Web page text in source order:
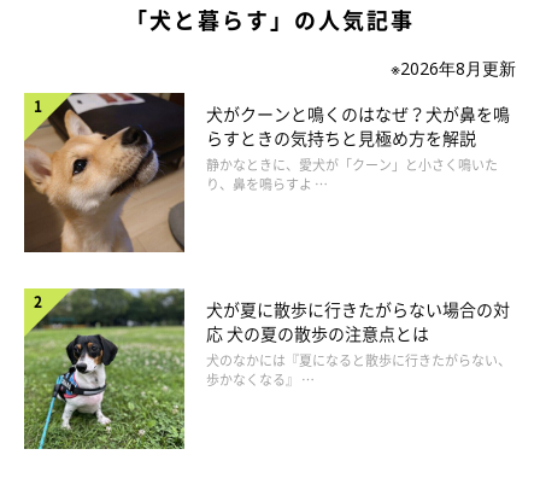
「犬と暮らす」の人気記事
※2026年8月更新
犬がクーンと鳴くのはなぜ？犬が鼻を鳴
らすときの気持ちと見極め方を解説
静かなときに、愛犬が「クーン」と小さく鳴いた
り、鼻を鳴らすよ …
犬が夏に散歩に行きたがらない場合の対
応 犬の夏の散歩の注意点とは
犬のなかには『夏になると散歩に行きたがらない、
歩かなくなる』 …